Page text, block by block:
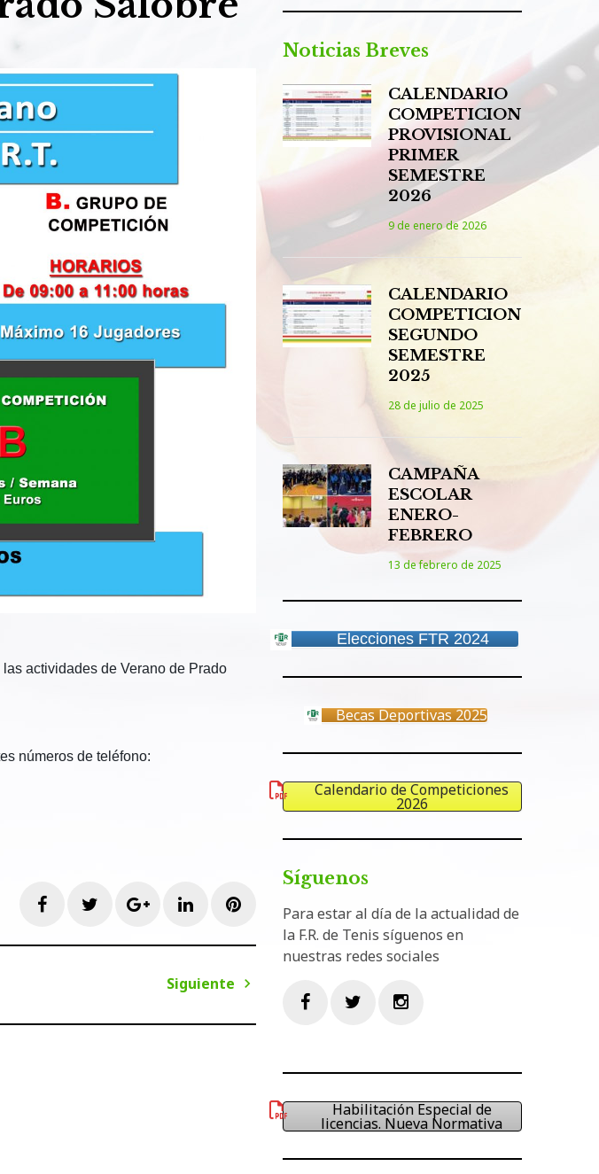
actividades de Verano de Prado
números de teléfono:
FacebookTwitterGoogle+LinkedInPinterest
Siguiente
Noticias Breves
CALENDARIO
COMPETICION
PROVISIONAL
PRIMER
SEMESTRE
2026
9 de enero de 2026
CALENDARIO
COMPETICION
SEGUNDO
SEMESTRE
2025
28 de julio de 2025
CAMPAÑA
ESCOLAR
ENERO-
FEBRERO
13 de febrero de 2025
Elecciones FTR 2024
Becas Deportivas 2025
Calendario de Competiciones
2026
Síguenos
Para estar al día de la actualidad de
la F.R. de Tenis síguenos en
nuestras redes sociales
Habilitación Especial de
licencias. Nueva Normativa